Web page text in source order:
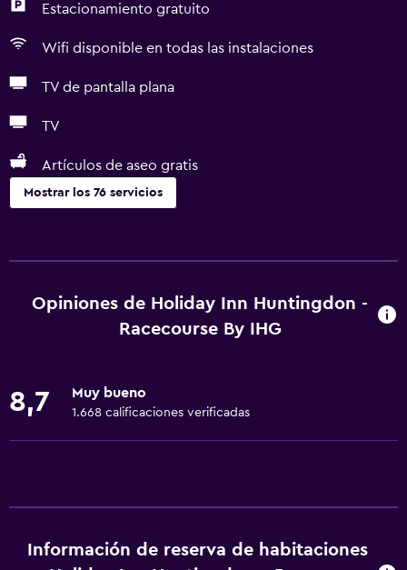
Estacionamiento gratuito
Wifi disponible en todas las instalaciones
TV de pantalla plana
TV
Artículos de aseo gratis
Mostrar los 76 servicios
Wifi gratis
Wifi disponible en todas las instalaciones
Extinguidor
Artículos de aseo gratis
Toallas/ropa de cama (cargo adicional)
Opiniones de Holiday Inn Huntingdon -
Racecourse By IHG
8,7 Muy bueno
1.668 calificaciones verificadas
Información de reserva de habitaciones